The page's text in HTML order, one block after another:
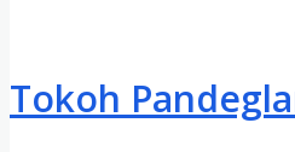
Tokoh